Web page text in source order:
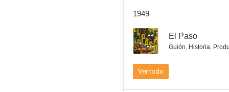
1949
-- El Paso
Guión, Historia,
Ver todo